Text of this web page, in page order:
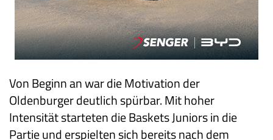
Von Beginn an war die Motivation der
Oldenburger deutlich spürbar. Mit hoher
Intensität starteten die Baskets Juniors in die
Partie und erspielten sich bereits nach dem